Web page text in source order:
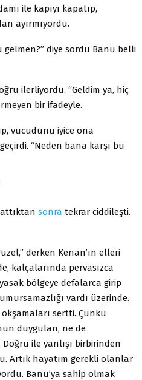
ile kapıyı ka­patıp,
ayırmıyordu.
diye sordu Banu belli
ilerliyordu. “Geldim ya, hiç
bir ifadeyle.
vücudunu iyice ona
“Neden bana karşı bu
sonra tekrar cid­dileşti.
derken Kenan’ın el­leri
kalçalarında pervasızca
bölgeye defalarca gi­rip
vardı üzerinde.
okşamaları sertti. Çünkü
duygulan, ne de
ile yanlışı birbi­rinden
Artık hayatım ge­rekli olanlar
Banu’ya sahip olmak